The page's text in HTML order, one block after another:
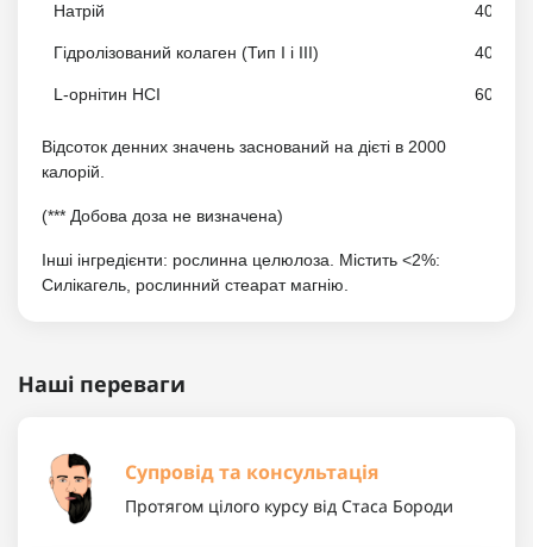
Натрій 40 мг
Гідролізований колаген (Тип I і III) 4000
L-орнітин HCI 60 мг
Відсоток денних значень заснований на дієті в 2000
калорій.
(*** Добова доза не визначена)
Інші інгредієнти: рослинна целюлоза. Містить <2%:
Силікагель, рослинний стеарат магнію.
Наші переваги
Супровід та консультація
Протягом цілого курсу від Стаса Бороди